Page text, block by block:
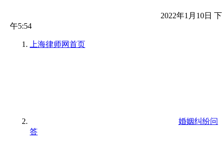
2022年1月10日 下
午5:54
上海律师网首页
婚姻纠纷问
答